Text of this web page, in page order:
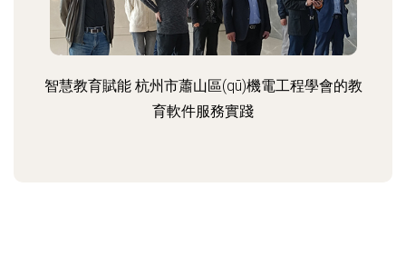
智慧教育賦能 杭州市蕭山區(qū)機電工程學會的教
育軟件服務實踐